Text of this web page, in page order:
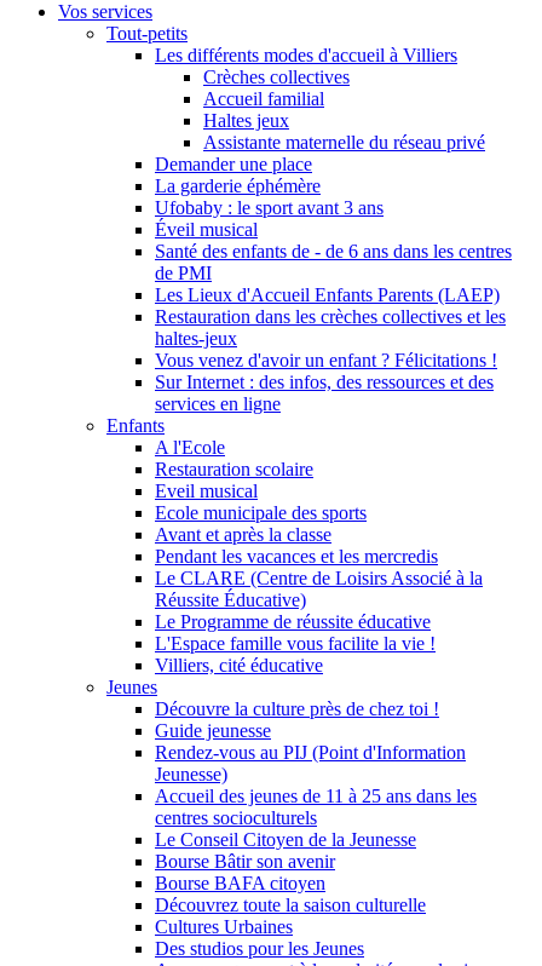
Vos services
Tout-petits
Les différents modes d'accueil à Villiers
Crèches collectives
Accueil familial
Haltes jeux
Assistante maternelle du réseau privé
Demander une place
La garderie éphémère
Ufobaby : le sport avant 3 ans
Éveil musical
Santé des enfants de - de 6 ans dans les centres
de PMI
Les Lieux d'Accueil Enfants Parents (LAEP)
Restauration dans les crèches collectives et les
haltes-jeux
Vous venez d'avoir un enfant ? Félicitations !
Sur Internet : des infos, des ressources et des
services en ligne
Enfants
A l'Ecole
Restauration scolaire
Eveil musical
Ecole municipale des sports
Avant et après la classe
Pendant les vacances et les mercredis
Le CLARE (Centre de Loisirs Associé à la
Réussite Éducative)
Le Programme de réussite éducative
L'Espace famille vous facilite la vie !
Villiers, cité éducative
Jeunes
Découvre la culture près de chez toi !
Guide jeunesse
Rendez-vous au PIJ (Point d'Information
Jeunesse)
Accueil des jeunes de 11 à 25 ans dans les
centres socioculturels
Le Conseil Citoyen de la Jeunesse
Bourse Bâtir son avenir
Bourse BAFA citoyen
Découvrez toute la saison culturelle
Cultures Urbaines
Des studios pour les Jeunes